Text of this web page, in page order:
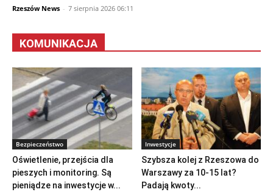
Rzeszów News - 7 sierpnia 2026 06:11
KOMUNIKACJA
Bezpieczeństwo
Oświetlenie, przejścia dla
pieszych i monitoring. Są
pieniądze na inwestycje w...
Inwestycje
Szybsza kolej z Rzeszowa do
Warszawy za 10-15 lat?
Padają kwoty...